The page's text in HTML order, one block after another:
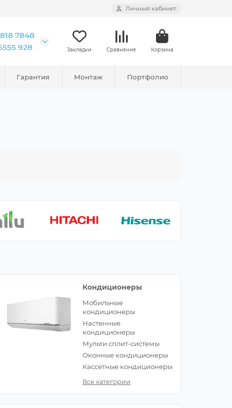
Личный кабинет
7848
928
Закладки Сравнение Корзина
Гарантия Монтаж Портфолио
Кондиционеры
Мобильные
кондиционеры
Настенные
кондиционеры
Мульти сплит-системы
Оконные кондиционеры
Кассетные кондиционеры
Все категории